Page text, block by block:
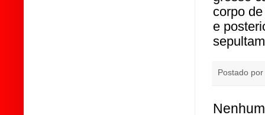
corpo
e
Postado por